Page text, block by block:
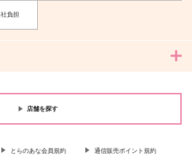
負担
店舗を探す
とらのあな会員規約 通信販売ポイント規約